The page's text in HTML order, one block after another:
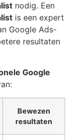
nodig. Een
is een expert
Google Ads-
resultaten
Google
Bewezen
resultaten